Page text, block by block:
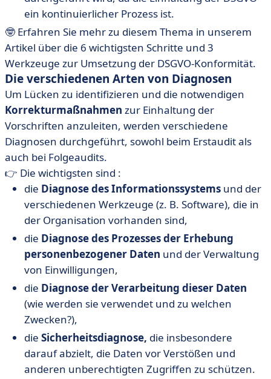
ein kontinuierlicher Prozess ist.
🤓 Erfahren Sie mehr zu diesem Thema in unserem
Artikel über die 6 wichtigsten Schritte und 3
Werkzeuge zur Umsetzung der DSGVO-Konformität.
Die verschiedenen Arten von Diagnosen
Um Lücken zu identifizieren und die notwendigen
Korrekturmaßnahmen zur Einhaltung der
Vorschriften anzuleiten, werden verschiedene
Diagnosen durchgeführt, sowohl beim Erstaudit als
auch bei Folgeaudits.
👉 Die wichtigsten sind :
die Diagnose des Informationssystems und der
verschiedenen Werkzeuge (z. B. Software), die in
der Organisation vorhanden sind,
die Diagnose des Prozesses der Erhebung
personenbezogener Daten und der Verwaltung
von Einwilligungen,
die Diagnose der Verarbeitung dieser Daten
(wie werden sie verwendet und zu welchen
Zwecken?),
die Sicherheitsdiagnose, die insbesondere
darauf abzielt, die Daten vor Verstößen und
anderen unberechtigten Zugriffen zu schützen.